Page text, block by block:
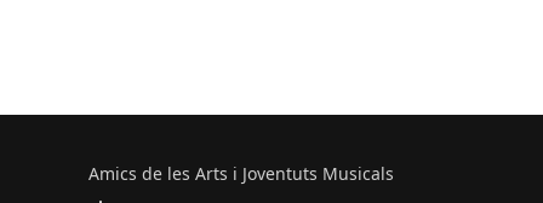
Amics de les Arts i Joventuts Musicals